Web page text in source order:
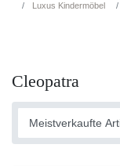
Luxus Kindermöbel
Cleopatra